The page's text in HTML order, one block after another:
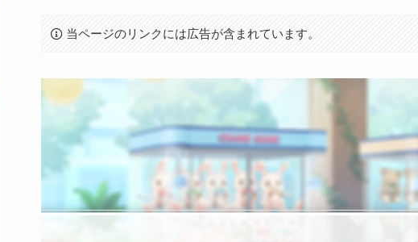
当ページのリンクには広告が含まれています。